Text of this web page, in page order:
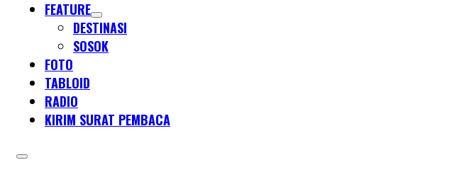
FEATURE
DESTINASI
SOSOK
FOTO
TABLOID
RADIO
KIRIM SURAT PEMBACA